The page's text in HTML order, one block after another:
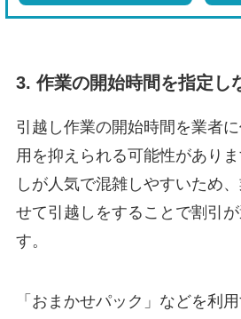
3. 作業の開始時間を指定し
引越し作業の開始時間を業者
用を抑えられる可能性があり
しが人気で混雑しやすいため
せて引越しをすることで割引
す。
「おまかせパック」などを利